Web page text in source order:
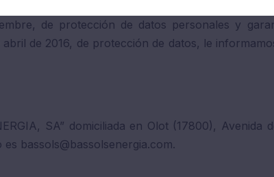
de protección de datos personales y
de 2016, de protección de datos, le
SA” domiciliada en Olot (17800),
bassols@bassolsenergia.com.